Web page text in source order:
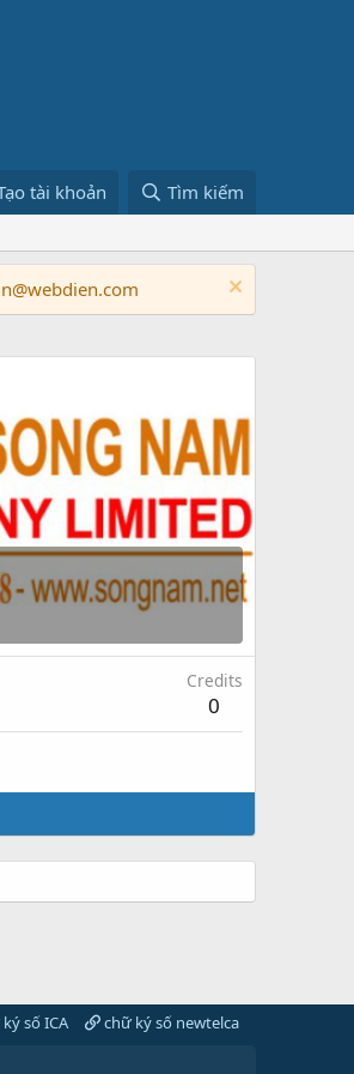
tài khoản Tìm kiếm
Credits
0
số ICA chữ ký số newtelca